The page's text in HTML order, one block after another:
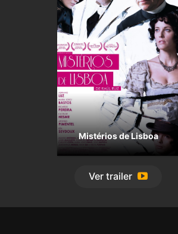
Mistérios de Lisboa
Ver trailer